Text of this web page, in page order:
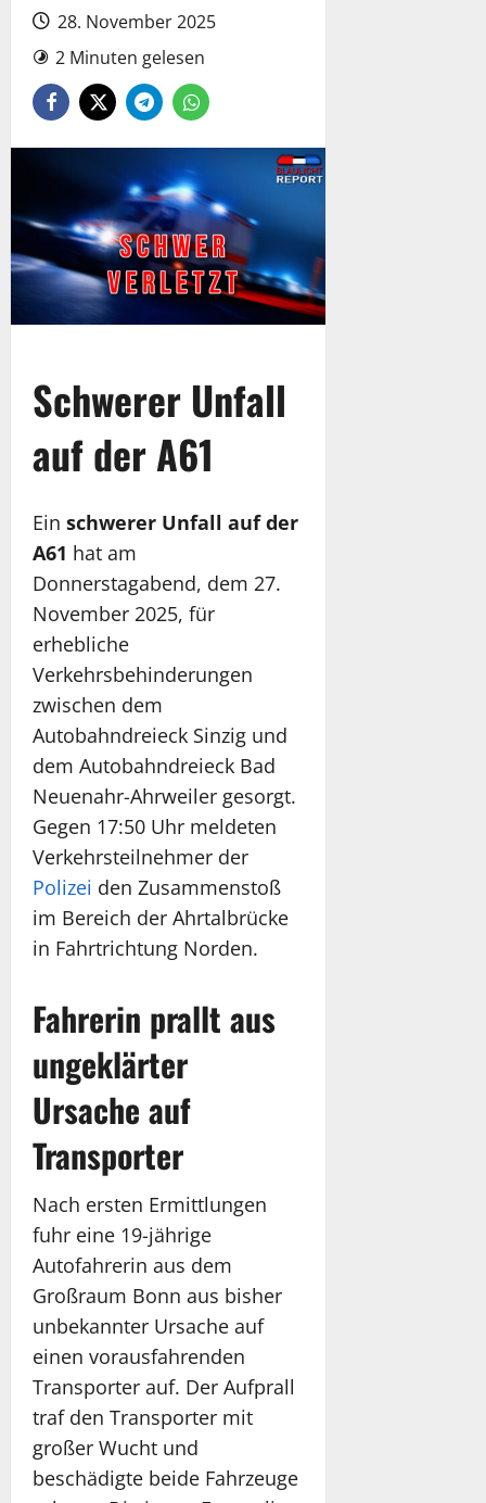
28. November 2025
2 Minuten gelesen
Schwerer Unfall
auf der A61
Ein schwerer Unfall auf der
A61 hat am
Donnerstagabend, dem 27.
November 2025, für
erhebliche
Verkehrsbehinderungen
zwischen dem
Autobahndreieck Sinzig und
dem Autobahndreieck Bad
Neuenahr-Ahrweiler gesorgt.
Gegen 17:50 Uhr meldeten
Verkehrsteilnehmer der
Polizei den Zusammenstoß
im Bereich der Ahrtalbrücke
in Fahrtrichtung Norden.
Fahrerin prallt aus
ungeklärter
Ursache auf
Transporter
Nach ersten Ermittlungen
fuhr eine 19-jährige
Autofahrerin aus dem
Großraum Bonn aus bisher
unbekannter Ursache auf
einen vorausfahrenden
Transporter auf. Der Aufprall
traf den Transporter mit
großer Wucht und
beschädigte beide Fahrzeuge